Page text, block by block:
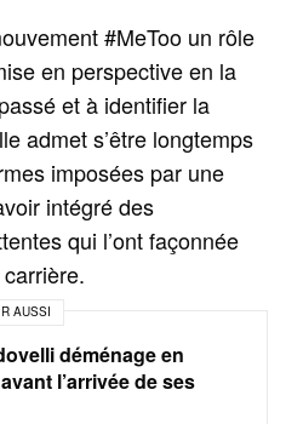
#MeToo un rôle
en perspective en la
et à identifier la
admet s’être longtemps
imposées par une
intégré des
qui l’ont façonnée
AUSSI
déménage en
l’arrivée de ses